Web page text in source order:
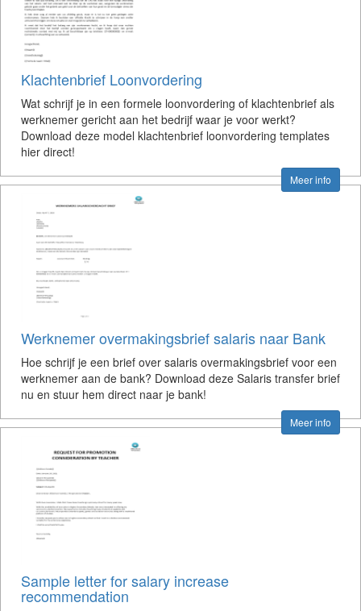
Klachtenbrief Loonvordering
Wat schrijf je in een formele loonvordering of klachtenbrief als
werknemer gericht aan het bedrijf waar je voor werkt?
Download deze model klachtenbrief loonvordering templates
hier direct!
Meer info
Werknemer overmakingsbrief salaris naar Bank
Hoe schrijf je een brief over salaris overmakingsbrief voor een
werknemer aan de bank? Download deze Salaris transfer brief
nu en stuur hem direct naar je bank!
Meer info
Sample letter for salary increase
recommendation